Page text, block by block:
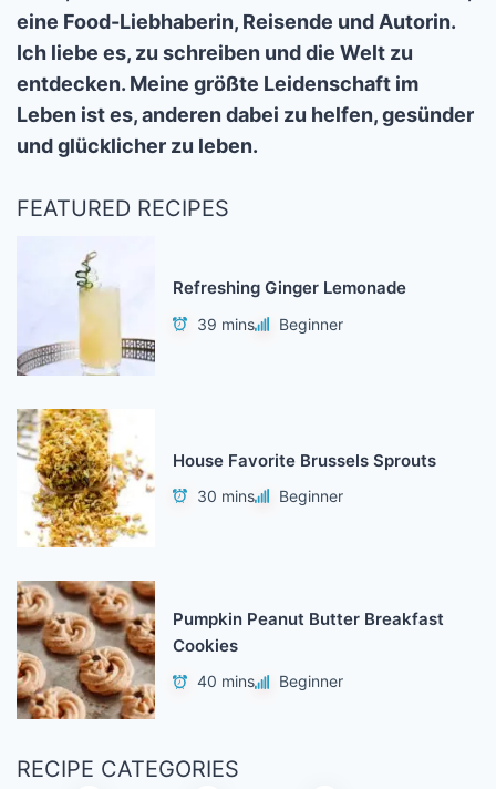
eine Food-Liebhaberin, Reisende und Autorin.
Ich liebe es, zu schreiben und die Welt zu
entdecken. Meine größte Leidenschaft im
Leben ist es, anderen dabei zu helfen, gesünder
und glücklicher zu leben.
FEATURED RECIPES
Refreshing Ginger Lemonade
39 mins Beginner
House Favorite Brussels Sprouts
30 mins Beginner
Pumpkin Peanut Butter Breakfast
Cookies
40 mins Beginner
RECIPE CATEGORIES